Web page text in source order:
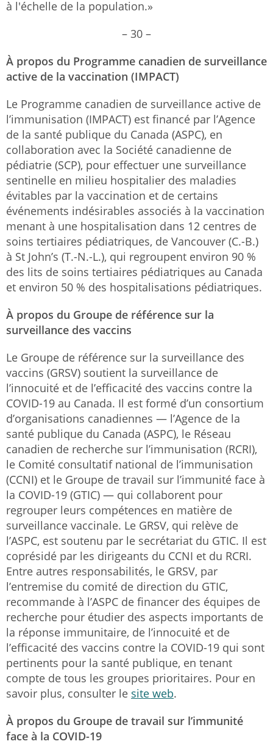
à l'échelle de la population.»
– 30 –
À propos du Programme canadien de surveillance
active de la vaccination (IMPACT)
Le Programme canadien de surveillance active de
l’immunisation (IMPACT) est financé par l’Agence
de la santé publique du Canada (ASPC), en
collaboration avec la Société canadienne de
pédiatrie (SCP), pour effectuer une surveillance
sentinelle en milieu hospitalier des maladies
évitables par la vaccination et de certains
événements indésirables associés à la vaccination
menant à une hospitalisation dans 12 centres de
soins tertiaires pédiatriques, de Vancouver (C.-B.)
à St John’s (T.-N.-L.), qui regroupent environ 90 %
des lits de soins tertiaires pédiatriques au Canada
et environ 50 % des hospitalisations pédiatriques.
À propos du Groupe de référence sur la
surveillance des vaccins
Le Groupe de référence sur la surveillance des
vaccins (GRSV) soutient la surveillance de
l’innocuité et de l’efficacité des vaccins contre la
COVID-19 au Canada. Il est formé d’un consortium
d’organisations canadiennes — l’Agence de la
santé publique du Canada (ASPC), le Réseau
canadien de recherche sur l’immunisation (RCRI),
le Comité consultatif national de l’immunisation
(CCNI) et le Groupe de travail sur l’immunité face à
la COVID-19 (GTIC) — qui collaborent pour
regrouper leurs compétences en matière de
surveillance vaccinale. Le GRSV, qui relève de
l’ASPC, est soutenu par le secrétariat du GTIC. Il est
coprésidé par les dirigeants du CCNI et du RCRI.
Entre autres responsabilités, le GRSV, par
l’entremise du comité de direction du GTIC,
recommande à l’ASPC de financer des équipes de
recherche pour étudier des aspects importants de
la réponse immunitaire, de l’innocuité et de
l’efficacité des vaccins contre la COVID-19 qui sont
pertinents pour la santé publique, en tenant
compte de tous les groupes prioritaires. Pour en
savoir plus, consulter le site web.
À propos du Groupe de travail sur l’immunité
face à la COVID-19